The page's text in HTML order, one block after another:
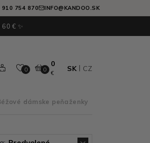
910 754 870 INFO@KANDOO.SK
60 € ✨
0 0
0
€
SK CZ
dámske peňaženky